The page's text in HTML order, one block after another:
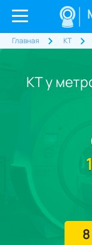
Главная КТ
КТ у